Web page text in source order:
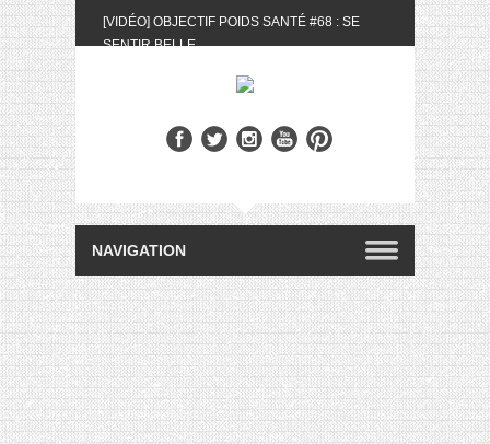
[VIDÉO] OBJECTIF POIDS SANTÉ #68 : SE
SENTIR BELLE
BIOTYFULL BOX DU MOIS DE MAI 2024 FEAT.
[VIDÉO] QUITOQUE #10 : MEAL PREP &
CONVIVIALITÉ
[VIDÉO] UNBOXING : LES MY LITTLE &
BIOTYFULL BOX DU MOIS D’AVRIL 2024
FEAT. AKILA
[VIDÉO] OBJECTIF POIDS SANTÉ #67 : L’AVIS
DES AUTRES, CE N’EST QUE LA VIE DES
AUTRES
[VIDÉO] UNBOXING : LES MY LITTLE &
BIOTYFULL BOX DES MOIS DE FÉVRIER ET
MARS 2024 FEAT. AKILA